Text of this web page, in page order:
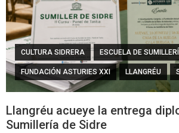
CULTURA SIDRERA ESCUELA DE
FUNDACIÓN ASTURIES XXI LLANGRÉU
Llangréu acueye la entrega
Sumillería de Sidre